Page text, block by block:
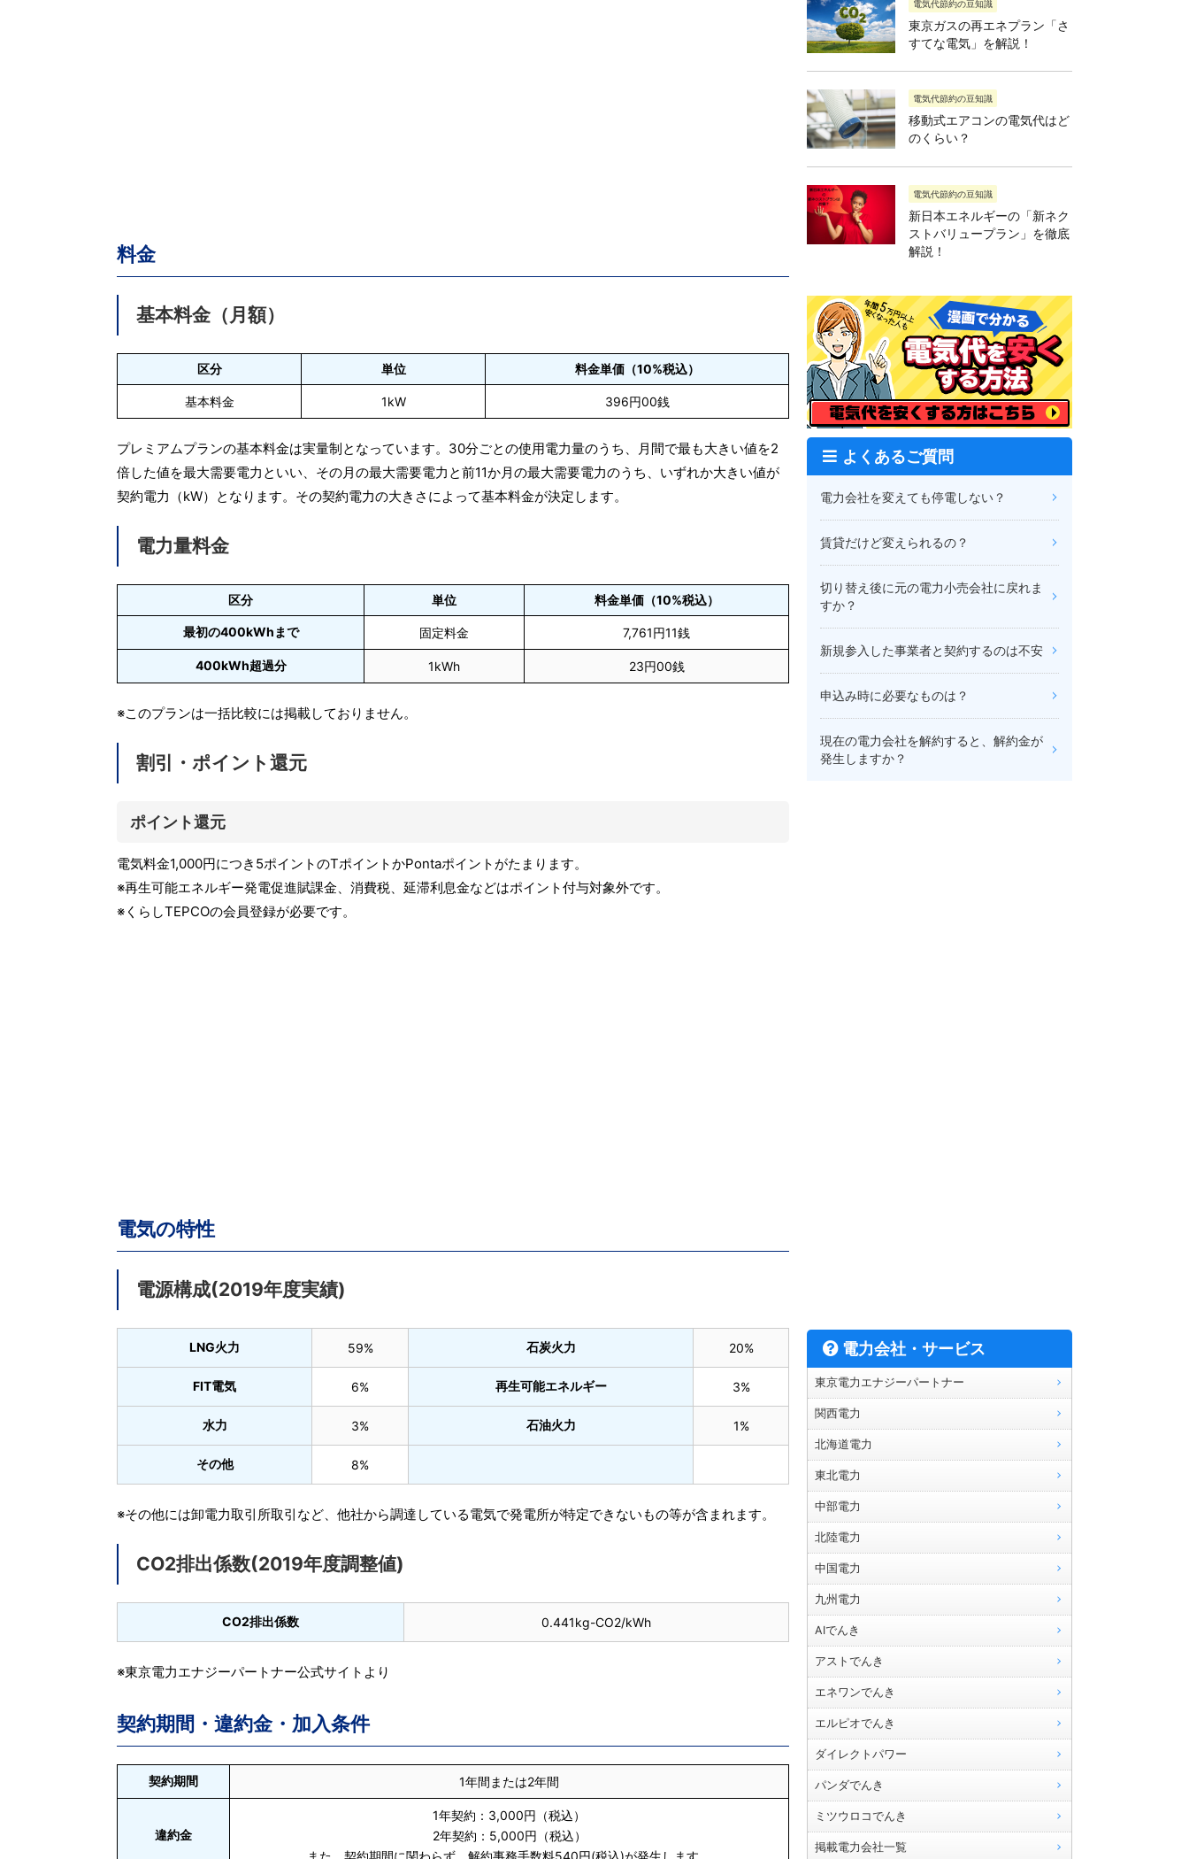
料金
基本料金（月額）
区分 単位 料金単価（10%税込）
基本料金 1kW 396円00銭
プレミアムプランの基本料金は実量制となっています。30分ごとの使用電力量のうち、月間で最も大きい値を2
倍した値を最大需要電力といい、その月の最大需要電力と前11か月の最大需要電力のうち、いずれか大きい値が
契約電力（kW）となります。その契約電力の大きさによって基本料金が決定します。
電力量料金
区分 単位 料金単価（10%税込）
最初の400kWhまで 固定料金 7,761円11銭
400kWh超過分 1kWh 23円00銭
※このプランは一括比較には掲載しておりません。
割引・ポイント還元
ポイント還元
電気料金1,000円につき5ポイントのTポイントかPontaポイントがたまります。
※再生可能エネルギー発電促進賦課金、消費税、延滞利息金などはポイント付与対象外です。
※くらしTEPCOの会員登録が必要です。
電気の特性
電源構成(2019年度実績)
LNG火力 59% 石炭火力 20%
FIT電気 6% 再生可能エネルギー 3%
水力 3% 石油火力 1%
その他 8%
※その他には卸電力取引所取引など、他社から調達している電気で発電所が特定できないもの等が含まれます。
CO2排出係数(2019年度調整値)
CO2排出係数 0.441kg-CO2/kWh
※東京電力エナジーパートナー公式サイトより
契約期間・違約金・加入条件
契約期間 1年間または2年間
違約金
1年契約：3,000円（税込）
2年契約：5,000円（税込）
また、契約期間に関わらず、解約事務手数料540円(税込)が発生します。
電気代節約の豆知識
東京ガスの再エネプラン「さ
すてな電気」を解説！
電気代節約の豆知識
移動式エアコンの電気代はど
のくらい？
電気代節約の豆知識
新日本エネルギーの「新ネク
ストバリュープラン」を徹底
解説！
よくあるご質問
電力会社を変えても停電しない？
賃貸だけど変えられるの？
切り替え後に元の電力小売会社に戻れま
すか？
新規参入した事業者と契約するのは不安
申込み時に必要なものは？
現在の電力会社を解約すると、解約金が
発生しますか？
電力会社・サービス
東京電力エナジーパートナー
関西電力
北海道電力
東北電力
中部電力
北陸電力
中国電力
九州電力
AIでんき
アストでんき
エネワンでんき
エルピオでんき
ダイレクトパワー
パンダでんき
ミツウロコでんき
掲載電力会社一覧